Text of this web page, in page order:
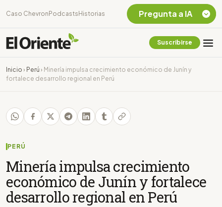
Caso Chevron Podcasts Historias
Suscribirse
Inicio › Perú › Minería impulsa crecimiento económico de Junín y
fortalece desarrollo regional en Perú
PERÚ
Minería impulsa crecimiento
económico de Junín y fortalece
desarrollo regional en Perú
Pregunta a IA
Chevron Ecuador